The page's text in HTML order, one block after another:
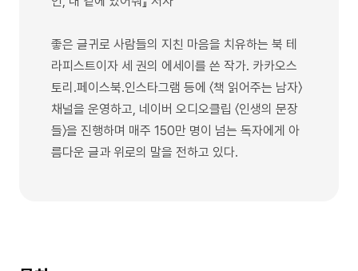
좋은 글귀로 사람들의 지친 마음을 치유하는 북 테
라피스트이자 세 권의 에세이를 쓴 작가. 카카오스
토리.페이스북.인스타그램 등에 〈책 읽어주는 남자〉
채널을 운영하고, 네이버 오디오클립 〈인생의 문장
들〉을 진행하며 매주 150만 명이 넘는 독자에게 아
름다운 글과 위로의 말을 전하고 있다.